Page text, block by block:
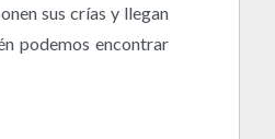
sus crías y llegan
podemos encontrar